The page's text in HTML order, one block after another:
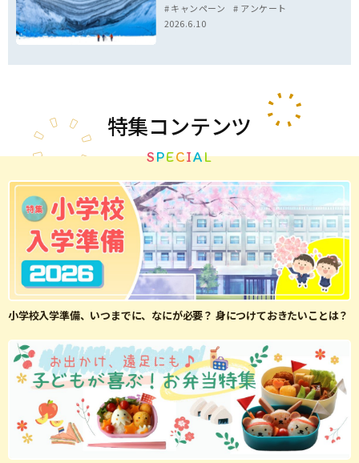
キャンペーン
アンケート
2026.6.10
特集コンテンツ
SPECIAL
小学校入学準備、いつまでに、なにが必要？ 身につけておきたいことは？